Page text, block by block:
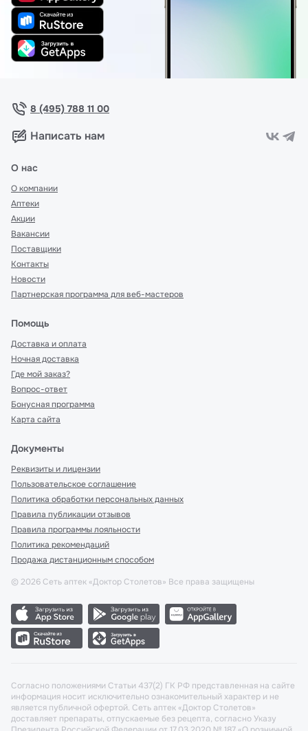
8 (495) 788 11 00
Написать нам
О нас
О компании
Аптеки
Акции
Вакансии
Поставщики
Контакты
Новости
Партнерская программа для веб-мастеров
Помощь
Доставка и оплата
Ночная доставка
Где мой заказ?
Вопрос-ответ
Бонусная программа
Карта сайта
Документы
Реквизиты и лицензии
Пользовательское соглашение
Политика обработки персональных данных
Правила публикации отзывов
Правила программы лояльности
Политика рекомендаций
Продажа дистанционным способом
© 2026 Сеть аптек «Доктор Столетов» Все права защищены
Согласно положениями Статьи 437(2) ГК РФ представленная на сайте
информация носит исключительно ознакомительный характер и не
является публичной офертой. Сеть аптек «Доктор Столетов»
доставляет препараты, отпускаемые без рецепта, согласно Указу